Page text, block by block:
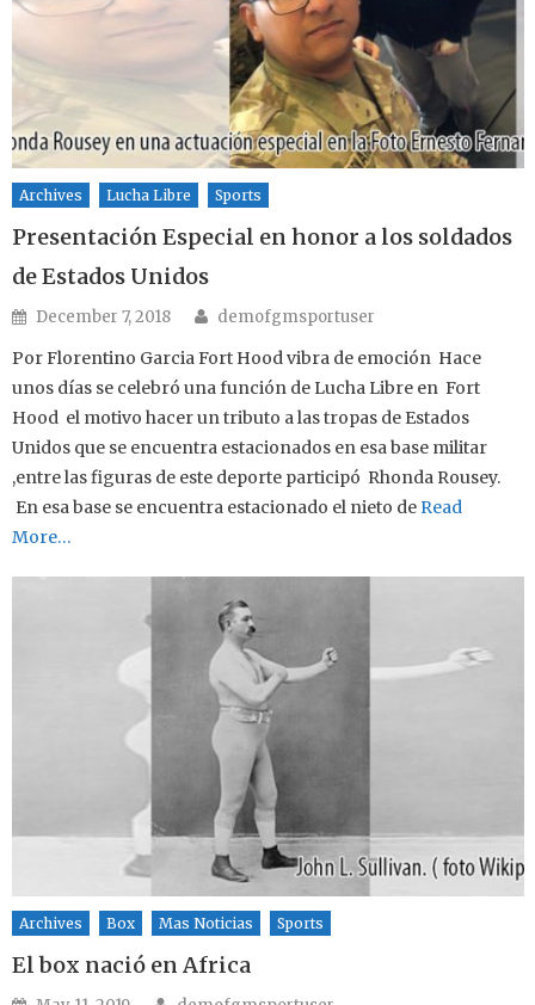
Archives Lucha Libre Sports
Presentación Especial en honor a los soldados
de Estados Unidos
Posted on
December 7, 2018 Author
demofgmsportuser
Por Florentino Garcia Fort Hood vibra de emoción Hace
unos días se celebró una función de Lucha Libre en Fort
Hood el motivo hacer un tributo a las tropas de Estados
Unidos que se encuentra estacionados en esa base militar
,entre las figuras de este deporte participó Rhonda Rousey.
En esa base se encuentra estacionado el nieto de Read
More…
Archives Box Mas Noticias Sports
El box nació en Africa